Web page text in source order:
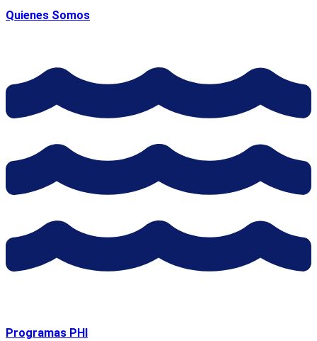
Quienes Somos
Programas PHI